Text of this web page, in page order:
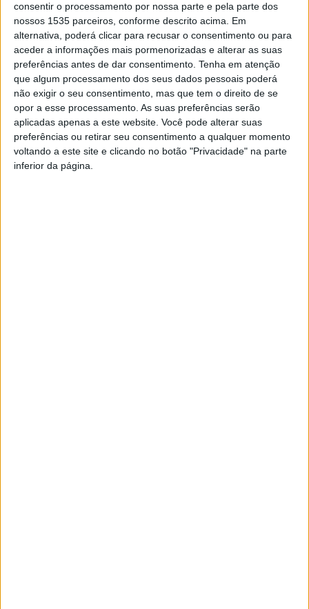
consentir o processamento por nossa parte e pela parte dos
nossos 1535 parceiros, conforme descrito acima. Em
alternativa, poderá clicar para recusar o consentimento ou para
aceder a informações mais pormenorizadas e alterar as suas
preferências antes de dar consentimento. Tenha em atenção
que algum processamento dos seus dados pessoais poderá
não exigir o seu consentimento, mas que tem o direito de se
opor a esse processamento. As suas preferências serão
aplicadas apenas a este website. Você pode alterar suas
preferências ou retirar seu consentimento a qualquer momento
voltando a este site e clicando no botão "Privacidade" na parte
inferior da página.
divulgar ferramentas para aceder a diferentes artes e
culturas, dar uma perspetiva histórica da arte e da
cultura, mostrar que há várias formas de educação e que
os museus são uma delas.
Nesse sentido, a autarquia idanhense refere que a
iniciativa criou um Museu Efémero, um espaço onde
mostra que é possível chegar quando a criatividade e o
conhecimento dão as mãos. Num trabalho coletivo, cada
criança escolheu a cor preferida e desenhou alguma